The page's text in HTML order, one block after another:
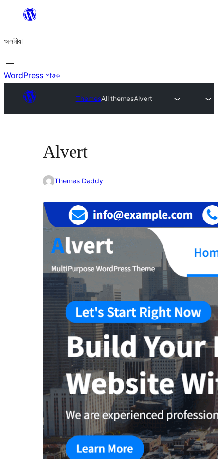
বিষয়বস্তুলৈ
যাওক
অসমীয়া
WordPress পাওক
ThemesAll themesAlvert
Alvert
Themes Daddy